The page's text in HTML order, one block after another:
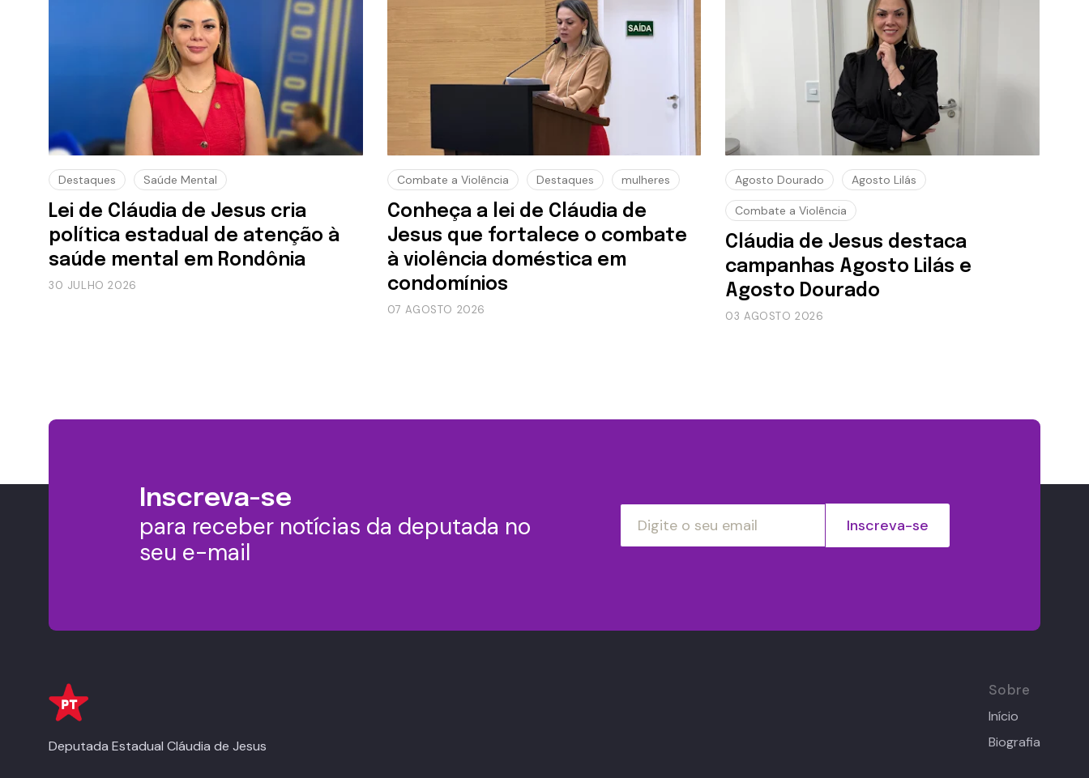
Destaques Saúde Mental
Lei de Cláudia de Jesus cria
política estadual de atenção à
saúde mental em Rondônia
30 JULHO 2026
Combate a Violência Destaques mulheres
Conheça a lei de Cláudia de
Jesus que fortalece o combate
à violência doméstica em
condomínios
07 AGOSTO 2026
Agosto Dourado Agosto Lilás
Combate a Violência
Cláudia de Jesus destaca
campanhas Agosto Lilás e
Agosto Dourado
03 AGOSTO 2026
Inscreva-se
para receber notícias da deputada no
seu e-mail
Deputada Estadual Cláudia de Jesus
Sobre
Início
Biografia